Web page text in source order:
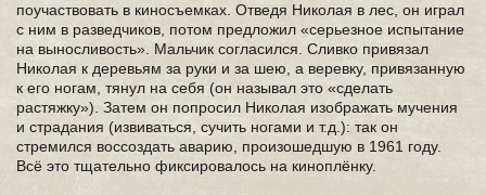
поучаствовать в киносъемках. Отведя Николая в лес, он играл
с ним в разведчиков, потом предложил «серьезное испытание
на выносливость». Мальчик согласился. Сливко привязал
Николая к деревьям за руки и за шею, а веревку, привязанную
к его ногам, тянул на себя (он называл это «сделать
растяжку»). Затем он попросил Николая изображать мучения
и страдания (извиваться, сучить ногами и т.д.): так он
стремился воссоздать аварию, произошедшую в 1961 году.
Всё это тщательно фиксировалось на киноплёнку.